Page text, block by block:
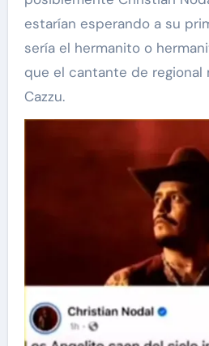
estarían esperando a su
sería el hermanito o
que el cantante de regional
Cazzu.